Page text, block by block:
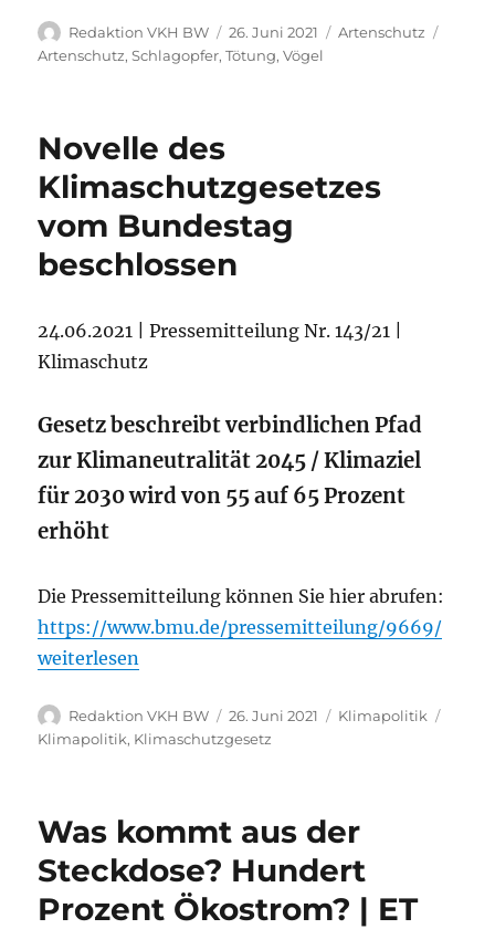
Autor
Redaktion VKH BW
Veröffentlicht
am
26. Juni 2021 Kategorien
Artenschutz
Artenschutz,Schlagopfer,Tötung,Vögel
Novelle des
Klimaschutzgesetzes
vom Bundestag
beschlossen
24.06.2021 | Pressemitteilung Nr. 143/21 |
Klimaschutz
Gesetz beschreibt verbindlichen Pfad
zur Klimaneutralität 2045 / Klimaziel
für 2030 wird von 55 auf 65 Prozent
erhöht
Die Pressemitteilung können Sie hier abrufen:
https://www.bmu.de/pressemitteilung/9669/
„Novelle des Klimaschutzgesetzes vom Bundestag
weiterlesen
Autor
Redaktion VKH BW
Veröffentlicht
am
26. Juni 2021 Kategorien
Klimapolitik
Klimapolitik, Klimaschutzgesetz
Was kommt aus der
Steckdose? Hundert
Prozent Ökostrom? | ET